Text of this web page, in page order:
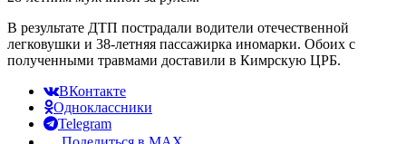
В результате ДТП пострадали водители отечественной
легковушки и 38-летняя пассажирка иномарки. Обоих с
полученными травмами доставили в Кимрскую ЦРБ.
ВКонтакте
Одноклассники
Telegram